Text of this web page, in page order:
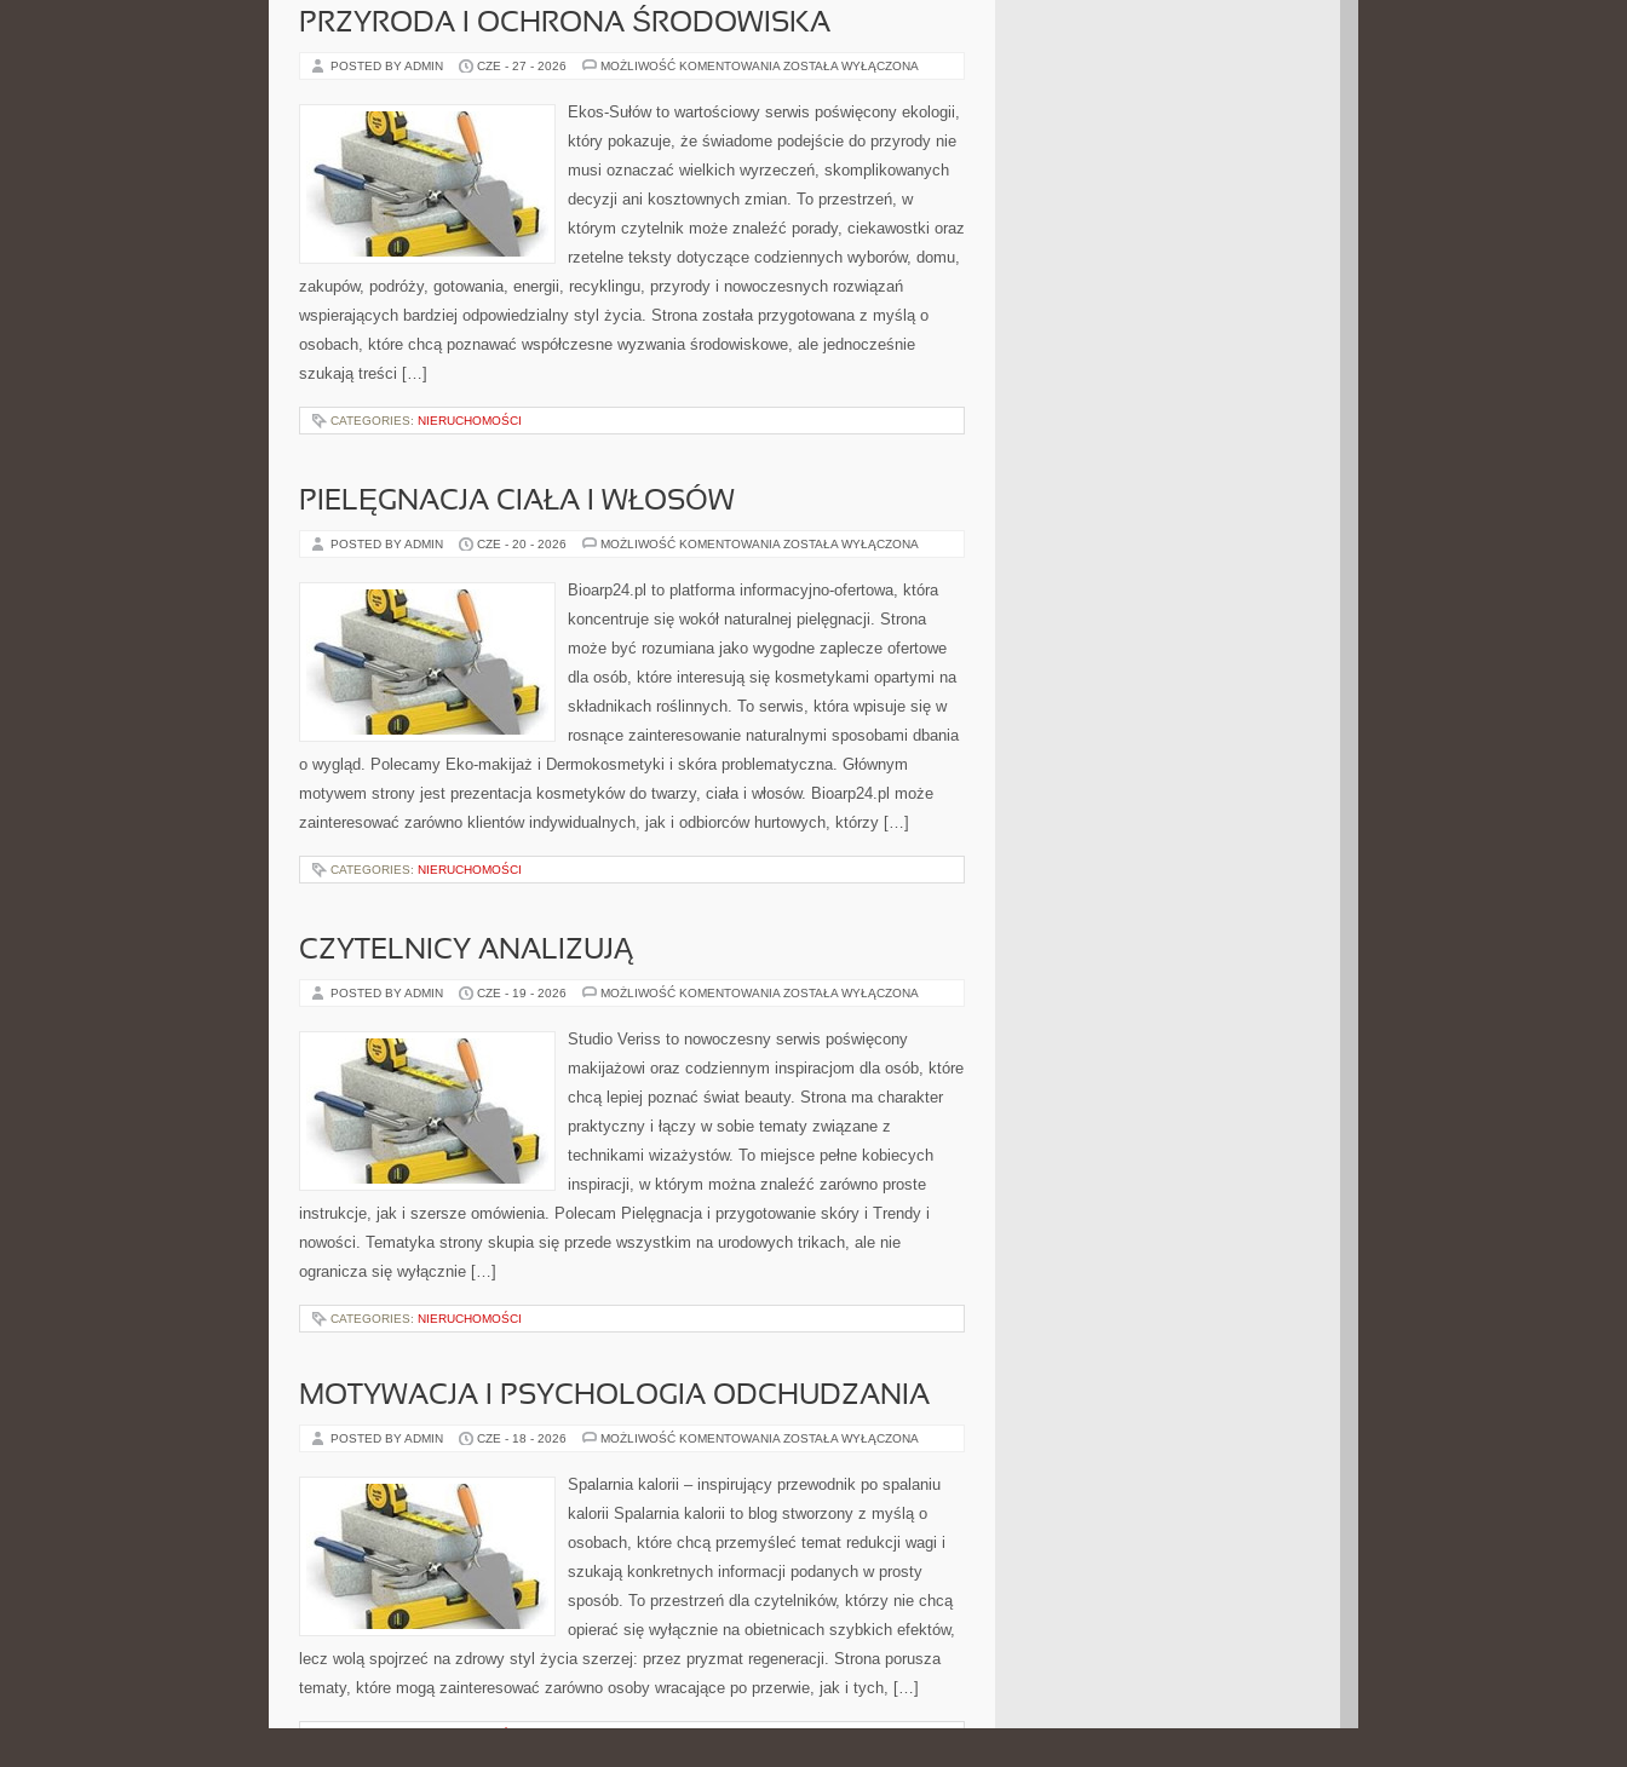
PRZYRODA I OCHRONA ŚRODOWISKA
POSTED BY ADMIN CZE - 27 - 2026 MOŻLIWOŚĆ KOMENTOWANIA PRZYRODA
ŚRODOWISKA
ZOSTAŁA WYŁĄCZONA
Ekos-Sułów to wartościowy serwis poświęcony ekologii,
który pokazuje, że świadome podejście do przyrody nie
musi oznaczać wielkich wyrzeczeń, skomplikowanych
decyzji ani kosztownych zmian. To przestrzeń, w
którym czytelnik może znaleźć porady, ciekawostki oraz
rzetelne teksty dotyczące codziennych wyborów, domu,
zakupów, podróży, gotowania, energii, recyklingu, przyrody i nowoczesnych rozwiązań
wspierających bardziej odpowiedzialny styl życia. Strona została przygotowana z myślą o
osobach, które chcą poznawać współczesne wyzwania środowiskowe, ale jednocześnie
szukają treści […]
CATEGORIES: NIERUCHOMOŚCI
PIELĘGNACJA CIAŁA I WŁOSÓW
POSTED BY ADMIN CZE - 20 - 2026 MOŻLIWOŚĆ KOMENTOWANIA PIELĘGNACJA
WŁOSÓW
ZOSTAŁA WYŁĄCZONA
Bioarp24.pl to platforma informacyjno-ofertowa, która
koncentruje się wokół naturalnej pielęgnacji. Strona
może być rozumiana jako wygodne zaplecze ofertowe
dla osób, które interesują się kosmetykami opartymi na
składnikach roślinnych. To serwis, która wpisuje się w
rosnące zainteresowanie naturalnymi sposobami dbania
o wygląd. Polecamy Eko-makijaż i Dermokosmetyki i skóra problematyczna. Głównym
motywem strony jest prezentacja kosmetyków do twarzy, ciała i włosów. Bioarp24.pl może
zainteresować zarówno klientów indywidualnych, jak i odbiorców hurtowych, którzy […]
CATEGORIES: NIERUCHOMOŚCI
CZYTELNICY ANALIZUJĄ
POSTED BY ADMIN CZE - 19 - 2026 MOŻLIWOŚĆ KOMENTOWANIA CZYTELNICY
ZOSTAŁA WYŁĄCZONA
Studio Veriss to nowoczesny serwis poświęcony
makijażowi oraz codziennym inspiracjom dla osób, które
chcą lepiej poznać świat beauty. Strona ma charakter
praktyczny i łączy w sobie tematy związane z
technikami wizażystów. To miejsce pełne kobiecych
inspiracji, w którym można znaleźć zarówno proste
instrukcje, jak i szersze omówienia. Polecam Pielęgnacja i przygotowanie skóry i Trendy i
nowości. Tematyka strony skupia się przede wszystkim na urodowych trikach, ale nie
ogranicza się wyłącznie […]
CATEGORIES: NIERUCHOMOŚCI
MOTYWACJA I PSYCHOLOGIA ODCHUDZANIA
POSTED BY ADMIN CZE - 18 - 2026 MOŻLIWOŚĆ KOMENTOWANIA MOTYWACJA
ODCHUDZANIA
ZOSTAŁA WYŁĄCZONA
Spalarnia kalorii – inspirujący przewodnik po spalaniu
kalorii Spalarnia kalorii to blog stworzony z myślą o
osobach, które chcą przemyśleć temat redukcji wagi i
szukają konkretnych informacji podanych w prosty
sposób. To przestrzeń dla czytelników, którzy nie chcą
opierać się wyłącznie na obietnicach szybkich efektów,
lecz wolą spojrzeć na zdrowy styl życia szerzej: przez pryzmat regeneracji. Strona porusza
tematy, które mogą zainteresować zarówno osoby wracające po przerwie, jak i tych, […]